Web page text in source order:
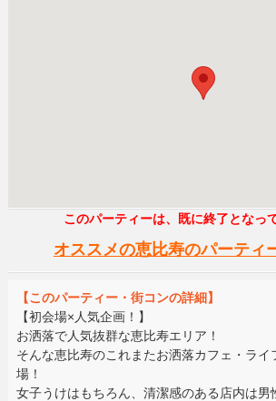
このパーティーは、既に終了となっ
オススメの恵比寿のパーティ
【このパーティー・街コンの詳細】
【初会場×人気企画！】
お洒落で人気抜群な恵比寿エリア！
そんな恵比寿のこれまたお洒落カフェ・ライ
場！
女子うけはもちろん、清潔感のある店内は男